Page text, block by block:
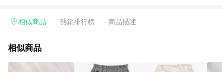
使用未授權優惠碼不符合贈點資格。6.點數發送依據及返點上限
商品加總金額），亦即點數回饋計算並非以Carter's實際購買商品
分運費或稅金，可返點金額將以系統回傳金額為準 8. 若於商家
相似商品 熱銷排行榜 商品描述
相似商品